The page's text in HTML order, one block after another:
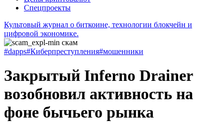
Спецпроекты
Культовый журнал о биткоине, технологии блокчейн и
цифровой экономике.
#dapps#Киберпреступления#мошенники
Закрытый Inferno Drainer
возобновил активность на
фоне бычьего рынка